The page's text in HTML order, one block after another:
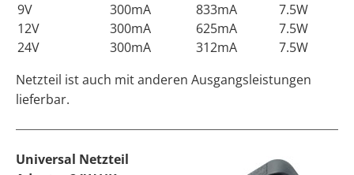
9V
300mA 833mA
7.5W
12V
300mA 625mA
7.5W
24V
300mA 312mA
7.5W
Netzteil ist auch mit anderen Ausgangsleistungen
lieferbar.
Universal Netzteil